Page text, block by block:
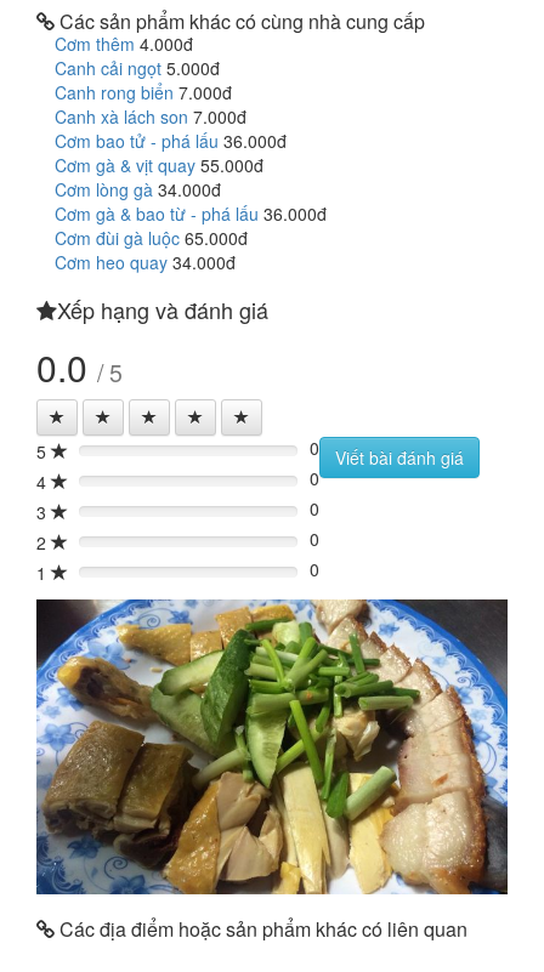
Các sản phẩm khác có cùng nhà cung cấp
Cơm thêm 4.000đ
Canh cải ngọt 5.000đ
Canh rong biển 7.000đ
Canh xà lách son 7.000đ
Cơm bao tử - phá lấu 36.000đ
Cơm gà & vịt quay 55.000đ
Cơm lòng gà 34.000đ
Cơm gà & bao từ - phá lấu 36.000đ
Cơm đùi gà luộc 65.000đ
Cơm heo quay 34.000đ
Xếp hạng và đánh giá
0.0 / 5
5 0%
0
4
0%
0
3
0%
0
2
0%
0
1
0% 0
Viết bài đánh giá
Các địa điểm hoặc sản phẩm khác có liên quan